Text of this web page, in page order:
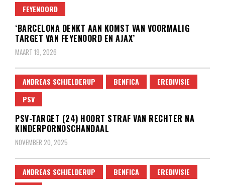
FEYENOORD
‘BARCELONA DENKT AAN KOMST VAN VOORMALIG
TARGET VAN FEYENOORD EN AJAX’
MAART 19, 2026
ANDREAS SCHJELDERUP BENFICA
EREDIVISIE
PSV
PSV-TARGET (24) HOORT STRAF VAN RECHTER NA
KINDERPORNOSCHANDAAL
NOVEMBER 20, 2025
ANDREAS SCHJELDERUP BENFICA
EREDIVISIE